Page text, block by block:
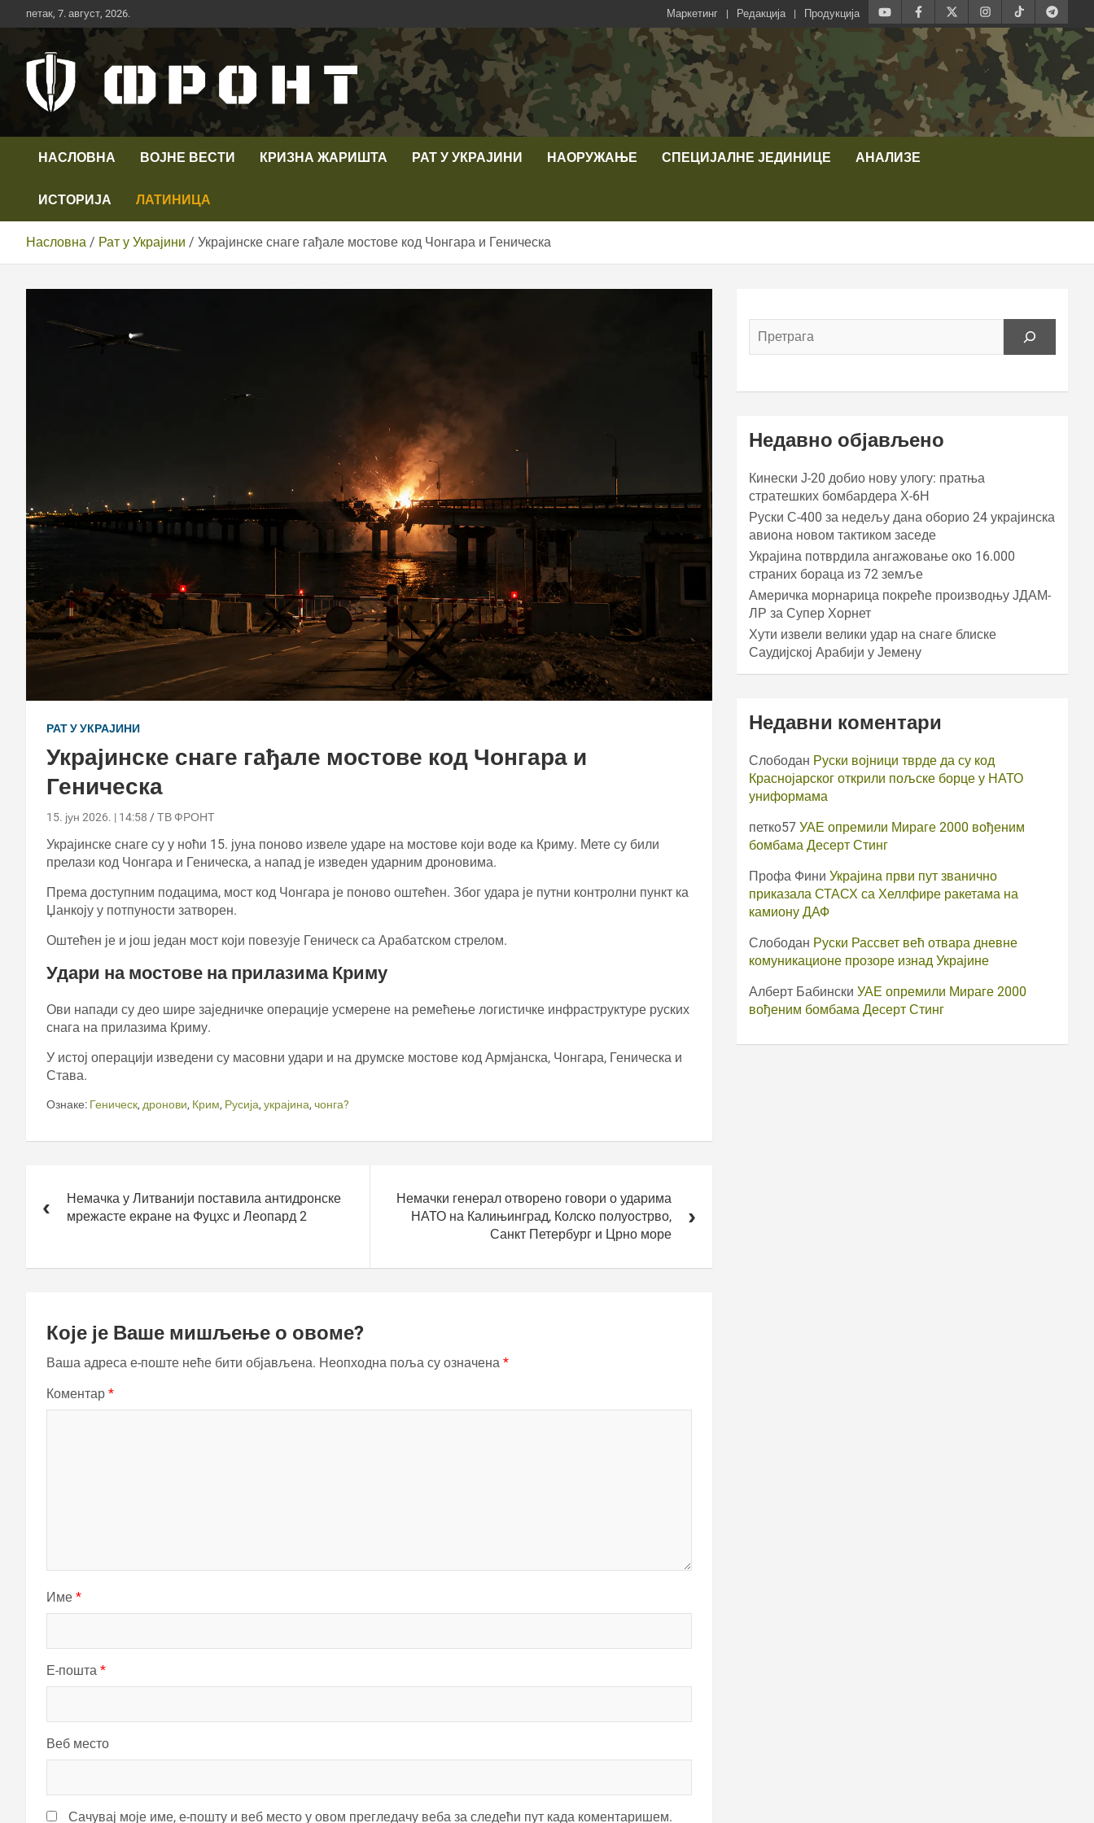
Скип
то
петак, 7. август, 2026. Маркетинг Редакција Продукција
Телевизија ФРОНТ
НАСЛОВНА ВОЈНЕ ВЕСТИ КРИЗНА ЖАРИШТА РАТ У УКРАЈИНИ НАОРУЖАЊЕ СПЕЦИЈАЛНЕ ЈЕДИНИЦЕ АНАЛИЗЕ
ИСТОРИЈА ЛАТИНИЦА
Насловна Рат у Украјини Украјинске снаге гађале мостове код Чонгара и Геническа
РАТ У УКРАЈИНИ
Украјинске снаге гађале мостове код Чонгара и
Геническа
15. јун 2026. | 14:58 ТВ ФРОНТ
Украјинске снаге су у ноћи 15. јуна поново извеле ударе на мостове који воде ка Криму. Мете су били
прелази код Чонгара и Геническа, а напад је изведен ударним дроновима.
Према доступним подацима, мост код Чонгара је поново оштећен. Због удара је путни контролни пункт ка
Џанкоју у потпуности затворен.
Оштећен је и још један мост који повезује Геническ са Арабатском стрелом.
Удари на мостове на прилазима Криму
Ови напади су део шире заједничке операције усмерене на ремећење логистичке инфраструктуре руских
снага на прилазима Криму.
У истој операцији изведени су масовни удари и на друмске мостове код Армјанска, Чонгара, Геническа и
Става.
Ознаке: Геническ, дронови, Крим, Русија, украјина, чонга?
чланкаНемачка у Литванији поставила антидронске
мрежасте екране на Фуцхс и Леопард 2
Немачки генерал отворено говори о ударима
НАТО на Калињинград, Колско полуострво,
Санкт Петербург и Црно море
Које је Ваше мишљење о овоме?
Ваша адреса е-поште неће бити објављена. Неопходна поља су означена *
Коментар *
Име *
Е-пошта *
Веб место
Сачувај моје име, е-пошту и веб место у овом прегледачу веба за следећи пут када коментаришем.
Недавно објављено
Кинески Ј-20 добио нову улогу: пратња
стратешких бомбардера Х-6Н
Руски С-400 за недељу дана оборио 24 украјинска
авиона новом тактиком заседе
Украјина потврдила ангажовање око 16.000
страних бораца из 72 земље
Америчка морнарица покреће производњу ЈДАМ-
ЛР за Супер Хорнет
Хути извели велики удар на снаге блиске
Саудијској Арабији у Јемену
Недавни коментари
Слободан Руски војници тврде да су код
Краснојарског открили пољске борце у НАТО
униформама
петко57 УАЕ опремили Мираге 2000 вођеним
бомбама Десерт Стинг
Профа Фини Украјина први пут званично
приказала СТАСХ са Хеллфире ракетама на
камиону ДАФ
Слободан Руски Рассвет већ отвара дневне
комуникационе прозоре изнад Украјине
Алберт Бабински УАЕ опремили Мираге 2000
вођеним бомбама Десерт Стинг